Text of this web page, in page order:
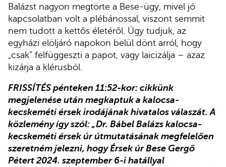
Balázst nagyon megtörte a Bese-ügy, mivel jó
kapcsolatban volt a plébánossal, viszont semmit
nem tudott a kettős életéről. Úgy tudjuk, az
egyházi elöljáró napokon belül dönt arról, hogy
„csak” felfüggeszti a papot, vagy laicizálja – azaz
kizárja a klérusból.
FRISSÍTÉS pénteken 11:52-kor: cikkünk
megjelenése után megkaptuk a kalocsa-
kecskeméti érsek irodájának hivatalos válaszát. A
közlemény így szól: „Dr. Bábel Balázs kalocsa-
kecskeméti érsek úr útmutatásának megfelelően
szeretném jelezni, hogy Érsek úr Bese Gergő
Pétert 2024. szeptember 6-i hatállyal